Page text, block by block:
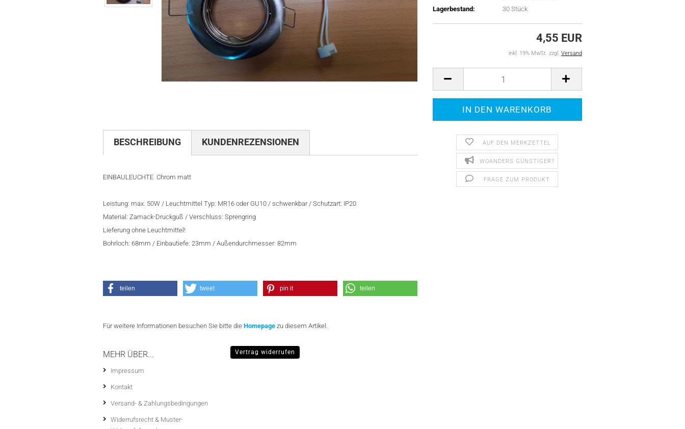
Lagerbestand: 30 Stück
4,55 EUR
inkl. 19% MwSt. zzgl. Versand
AUF DEN MERKZETTEL
WOANDERS GÜNSTIGER?
FRAGE ZUM PRODUKT
BESCHREIBUNG KUNDENREZENSIONEN
EINBAULEUCHTE Chrom matt
Leistung: max. 50W / Leuchtmittel Typ: MR16 oder GU10 / schwenkbar / Schutzart: IP20
Material: Zamack-Druckguß / Verschluss: Sprengring
Lieferung ohne Leuchtmittel!
Bohrloch: 68mm / Einbautiefe: 23mm / Außendurchmesser: 82mm
teilen tweet pin it teilen
Für weitere Informationen besuchen Sie bitte die Homepage zu diesem Artikel.
MEHR ÜBER...
Impressum
Kontakt
Versand- & Zahlungsbedingungen
Widerrufsrecht & Muster-
Vertrag widerrufen